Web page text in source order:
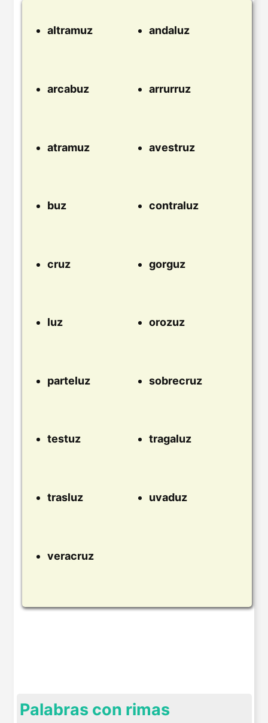
altramuz andaluz
arcabuz arrurruz
atramuz avestruz
buz contraluz
cruz gorguz
luz orozuz
parteluz sobrecruz
testuz tragaluz
trasluz uvaduz
veracruz
Palabras con rimas